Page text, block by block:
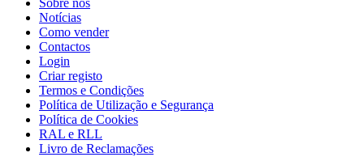
Sobre nós
Notícias
Como vender
Contactos
Login
Criar registo
Termos e Condições
Política de Utilização e Segurança
Política de Cookies
RAL e RLL
Livro de Reclamações